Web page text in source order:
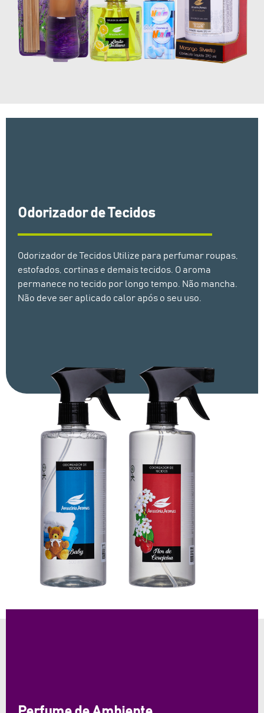
Odorizador de Tecidos
Odorizador de Tecidos Utilize para perfumar roupas,
estofados, cortinas e demais tecidos. O aroma
permanece no tecido por longo tempo. Não mancha.
Não deve ser aplicado calor após o seu uso.